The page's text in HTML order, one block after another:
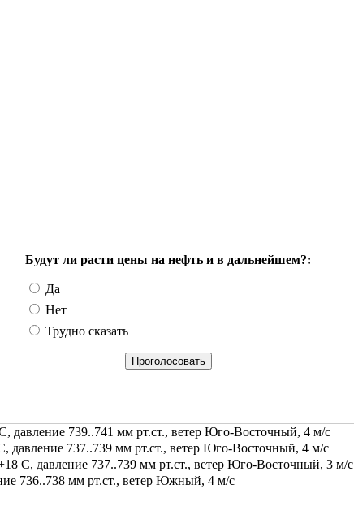
Будут ли расти цены на нефть и в дальнейшем?:
Да
Нет
Трудно сказать
давление 739..741 мм рт.ст., ветер Юго-Восточный, 4 м/с
давление 737..739 мм рт.ст., ветер Юго-Восточный, 4 м/с
С, давление 737..739 мм рт.ст., ветер Юго-Восточный, 3 м/с
736..738 мм рт.ст., ветер Южный, 4 м/с